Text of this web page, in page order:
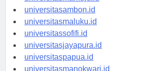
universitasmamuju.id
universitasambon.id
universitasmaluku.id
universitassofifi.id
universitasjayapura.id
universitaspapua.id